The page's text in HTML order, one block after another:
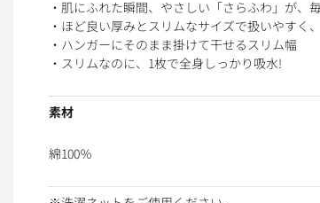
・肌にふれた瞬間、やさしい「さらふわ」が、
・ほど良い厚みとスリムなサイズで扱いやすく
・ハンガーにそのまま掛けて干せるスリム幅
・スリムなのに、1枚で全身しっかり吸水!
素材
綿100％